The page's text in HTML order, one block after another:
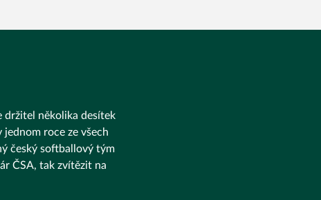
držitel několika desítek
roce ze všech
český softballový tým
ČSA, tak zvítězit na